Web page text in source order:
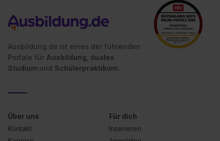
Ausbildung.de ist eines der führenden
Portale für Ausbildung, duales
Studium und Schülerpraktikum.
Über uns
Kontakt
Für dich
Inserieren